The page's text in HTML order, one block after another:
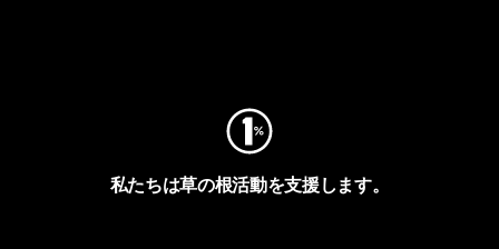
私たちは草の根活動を支援します。